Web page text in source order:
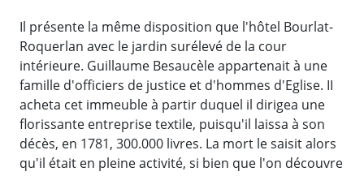
Il présente la même disposition que l'hôtel Bourlat-
Roquerlan avec le jardin surélevé de la cour
intérieure. Guillaume Besaucèle appartenait à une
famille d'officiers de justice et d'hommes d'Eglise. II
acheta cet immeuble à partir duquel il dirigea une
florissante entreprise textile, puisqu'il laissa à son
décès, en 1781, 300.000 livres. La mort le saisit alors
qu'il était en pleine activité, si bien que l'on découvre